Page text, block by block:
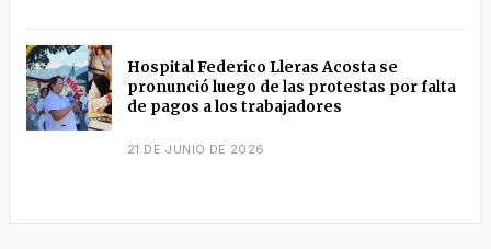
Hospital Federico Lleras Acosta se
pronunció luego de las protestas por falta
de pagos a los trabajadores
21 DE JUNIO DE 2026